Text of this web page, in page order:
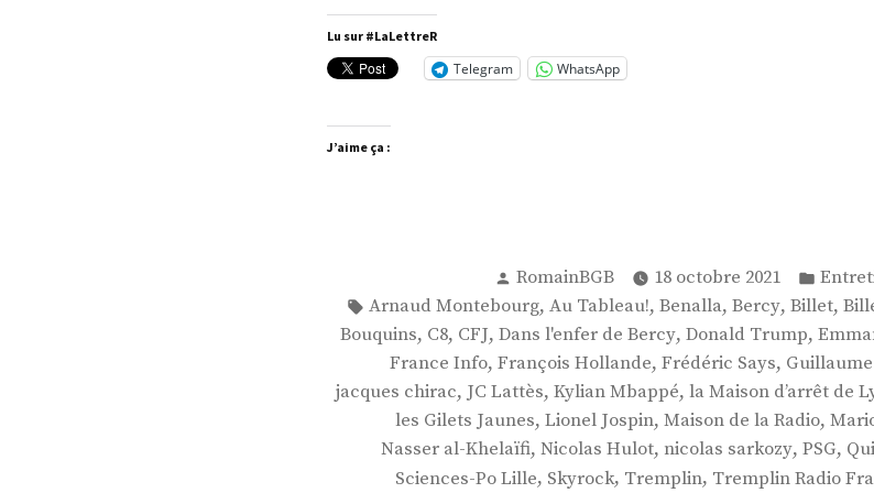
Lu sur #LaLettreR
Telegram WhatsApp
J’aime ça :
Publié
par
RomainBGB 18 octobre 2021
Publié
dans
Étiquettes :
Arnaud Montebourg, Au Tableau!, Benalla, Bercy, Billet,
Bouquins, C8, CFJ, Dans l'enfer de Bercy, Donald Trump,
France Info, François Hollande, Frédéric Says,
jacques chirac, JC Lattès, Kylian Mbappé, la Maison d’arrêt de
les Gilets Jaunes, Lionel Jospin, Maison de la Radio,
Nasser al-Khelaïfi, Nicolas Hulot, nicolas sarkozy, PSG,
Sciences-Po Lille, Skyrock, Tremplin, Tremplin Radio